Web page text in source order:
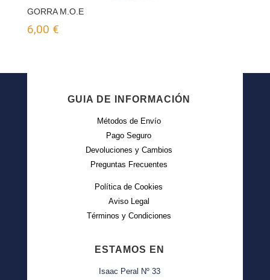
GORRA M.O.E
6,00 €
GUIA DE INFORMACIÓN
Métodos de Envío
Pago Seguro
Devoluciones y Cambios
Preguntas Frecuentes
Política de Cookies
Aviso Legal
Términos y Condiciones
ESTAMOS EN
Isaac Peral Nº 33